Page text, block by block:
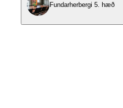
Fundarherbergi 5. hæð